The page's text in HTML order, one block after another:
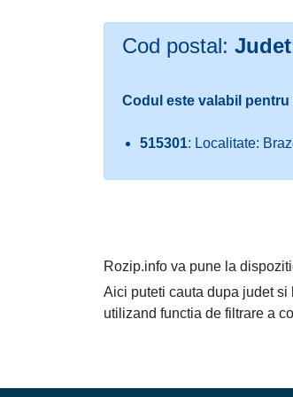
Cod postal:
Codul este valabil
515301: Localitate:
Rozip.info va pune la
Aici puteti cauta dupa judet
utilizand functia de filtrare a